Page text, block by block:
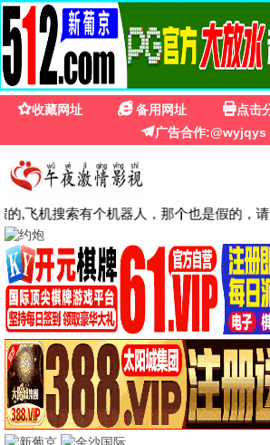
🍉国产第一福利影院